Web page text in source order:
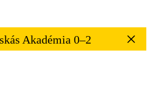
Akadémia 0–2